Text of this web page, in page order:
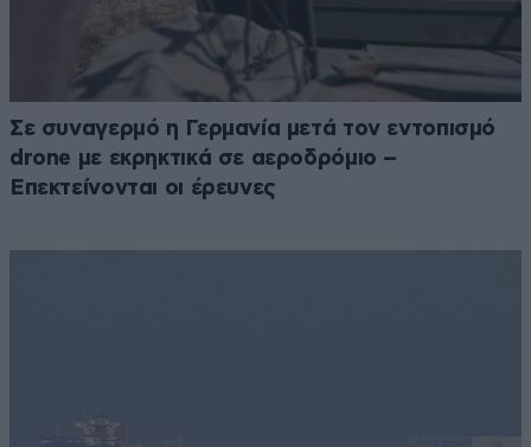
Σε συναγερμό η Γερμανία μετά τον εντοπισμό
drone με εκρηκτικά σε αεροδρόμιο –
Επεκτείνονται οι έρευνες